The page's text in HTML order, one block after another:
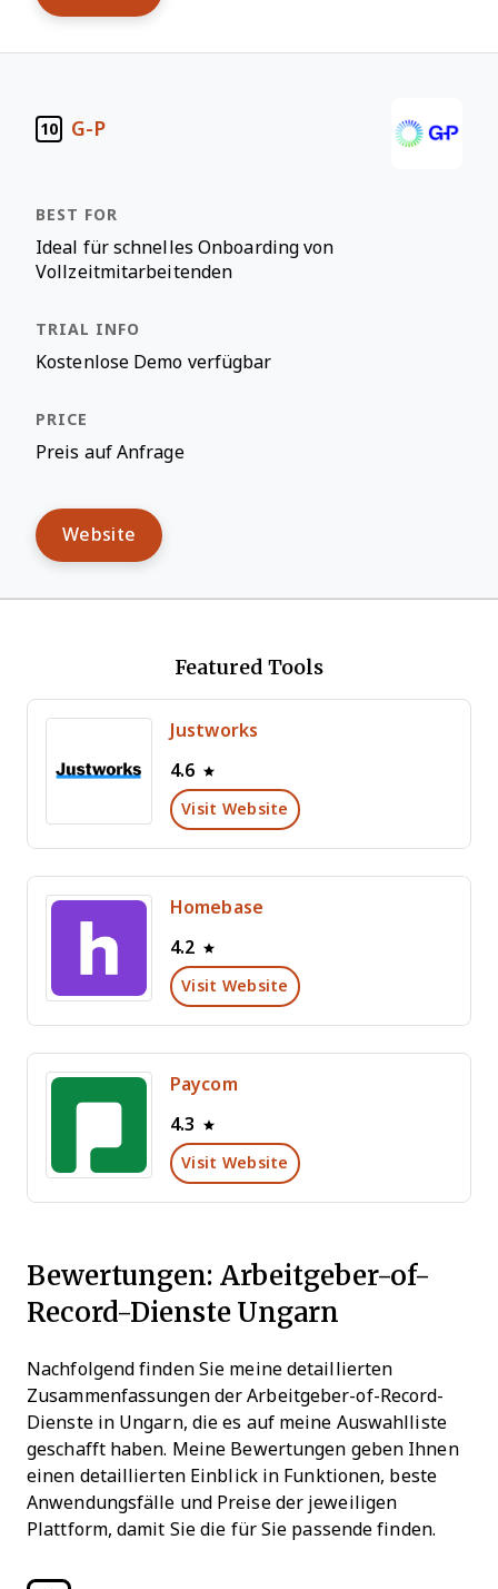
10 G-P
Ideal für schnelles Onboarding von
Vollzeitmitarbeitenden
Kostenlose Demo verfügbar
Preis auf Anfrage
Website
Featured Tools
Justworks
4.6
Visit Website
Homebase
4.2
Visit Website
Paycom
4.3
Visit Website
Bewertungen: Arbeitgeber-of-
Record-Dienste Ungarn
Nachfolgend finden Sie meine detaillierten
Zusammenfassungen der Arbeitgeber-of-Record-
Dienste in Ungarn, die es auf meine Auswahlliste
geschafft haben. Meine Bewertungen geben Ihnen
einen detaillierten Einblick in Funktionen, beste
Anwendungsfälle und Preise der jeweiligen
Plattform, damit Sie die für Sie passende finden.